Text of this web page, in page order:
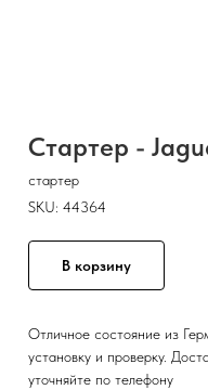
Стартер -
стартер
SKU: 44364
В корзину
Отличное состояние из
установку и проверку.
уточняйте по телефону